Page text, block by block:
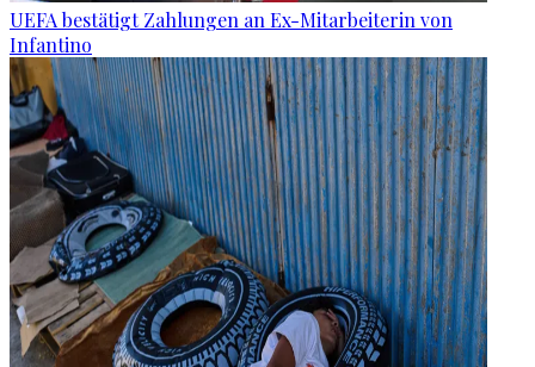
UEFA bestätigt Zahlungen an Ex-Mitarbeiterin von
Infantino